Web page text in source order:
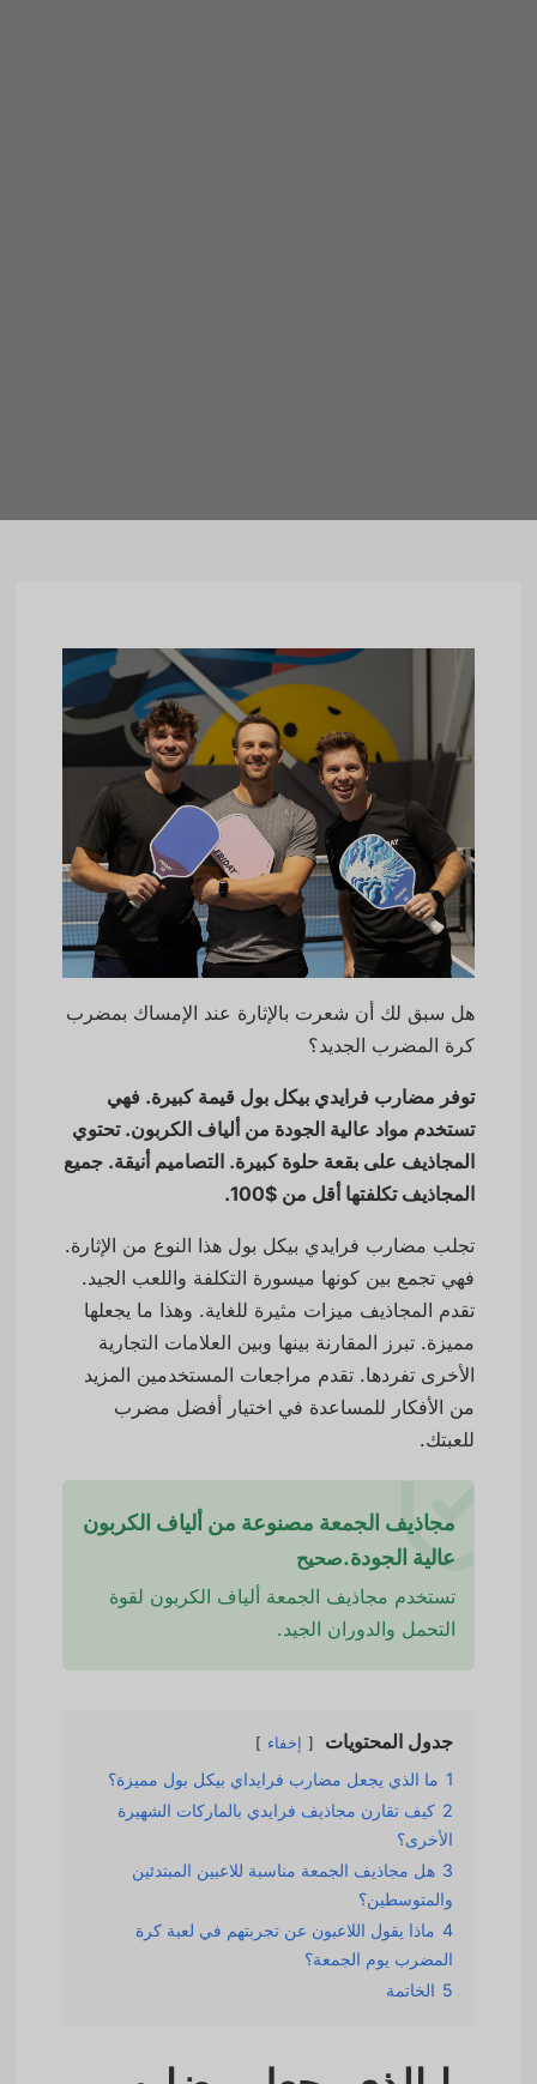
هل سبق لك أن شعرت بالإثارة عند الإمساك بمضرب
كرة المضرب الجديد؟
توفر مضارب فرايدي بيكل بول قيمة كبيرة. فهي
تستخدم مواد عالية الجودة من ألياف الكربون. تحتوي
المجاذيف على بقعة حلوة كبيرة. التصاميم أنيقة. جميع
المجاذيف تكلفتها أقل من $100.
تجلب مضارب فرايدي بيكل بول هذا النوع من الإثارة.
فهي تجمع بين كونها ميسورة التكلفة واللعب الجيد.
تقدم المجاذيف ميزات مثيرة للغاية. وهذا ما يجعلها
مميزة. تبرز المقارنة بينها وبين العلامات التجارية
الأخرى تفردها. تقدم مراجعات المستخدمين المزيد
من الأفكار للمساعدة في اختيار أفضل مضرب
للعبتك.
مجاذيف الجمعة مصنوعة من ألياف الكربون
عالية الجودة.صحيح
تستخدم مجاذيف الجمعة ألياف الكربون لقوة
التحمل والدوران الجيد.
جدول المحتويات إخفاء
1 ما الذي يجعل مضارب فرايداي بيكل بول مميزة؟
2 كيف تقارن مجاذيف فرايدي بالماركات الشهيرة
الأخرى؟
3 هل مجاذيف الجمعة مناسبة للاعبين المبتدئين
والمتوسطين؟
4 ماذا يقول اللاعبون عن تجربتهم في لعبة كرة
المضرب يوم الجمعة؟
5 الخاتمة